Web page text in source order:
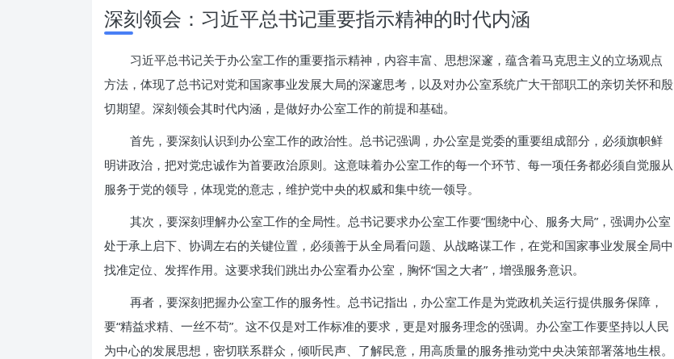
深刻领会：习近平总书记重要指示精神的时代内涵
习近平总书记关于办公室工作的重要指示精神，内容丰富、思想深邃，蕴含着马克思主义的立场观点
方法，体现了总书记对党和国家事业发展大局的深邃思考，以及对办公室系统广大干部职工的亲切关怀和殷
切期望。深刻领会其时代内涵，是做好办公室工作的前提和基础。
首先，要深刻认识到办公室工作的政治性。总书记强调，办公室是党委的重要组成部分，必须旗帜鲜
明讲政治，把对党忠诚作为首要政治原则。这意味着办公室工作的每一个环节、每一项任务都必须自觉服从
服务于党的领导，体现党的意志，维护党中央的权威和集中统一领导。
其次，要深刻理解办公室工作的全局性。总书记要求办公室工作要“围绕中心、服务大局”，强调办公室
处于承上启下、协调左右的关键位置，必须善于从全局看问题、从战略谋工作，在党和国家事业发展全局中
找准定位、发挥作用。这要求我们跳出办公室看办公室，胸怀“国之大者”，增强服务意识。
再者，要深刻把握办公室工作的服务性。总书记指出，办公室工作是为党政机关运行提供服务保障，
要“精益求精、一丝不苟”。这不仅是对工作标准的要求，更是对服务理念的强调。办公室工作要坚持以人民
为中心的发展思想，密切联系群众，倾听民声、了解民意，用高质量的服务推动党中央决策部署落地生根。